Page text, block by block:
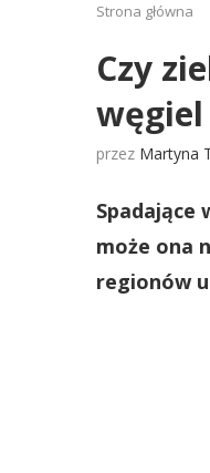
Strona główna
Czy
przez Martyna
Spadające
może ona
regionów